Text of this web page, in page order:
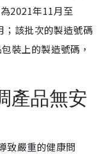
2021年11月至
該批次的製造號碼
裝上的製造號碼，
產品無安
致嚴重的健康問